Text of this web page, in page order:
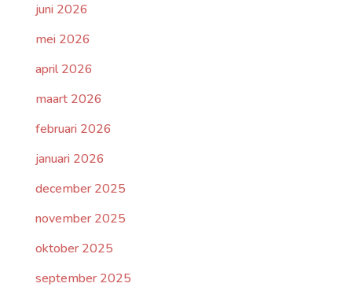
juni 2026
mei 2026
april 2026
maart 2026
februari 2026
januari 2026
december 2025
november 2025
oktober 2025
september 2025